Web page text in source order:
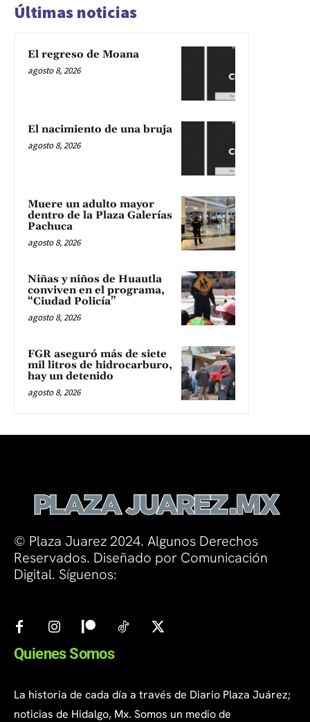
Últimas noticias
El regreso de Moana
agosto 8, 2026
El nacimiento de una bruja
agosto 8, 2026
Muere un adulto mayor
dentro de la Plaza Galerías
Pachuca
agosto 8, 2026
Niñas y niños de Huautla
conviven en el programa,
“Ciudad Policía”
agosto 8, 2026
FGR aseguró más de siete
mil litros de hidrocarburo,
hay un detenido
agosto 8, 2026
© Plaza Juarez 2024. Algunos Derechos
Reservados. Diseñado por Comunicación
Digital. Síguenos:
Quienes Somos
La historia de cada día a través de Diario Plaza Juárez;
noticias de Hidalgo, Mx. Somos un medio de